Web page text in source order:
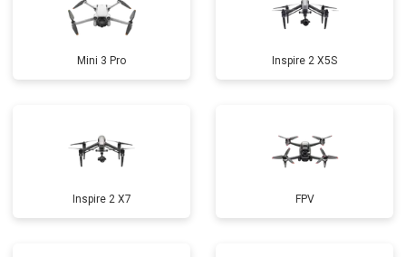
Mini 3 Pro Inspire 2 X5S
Inspire 2 X7 FPV